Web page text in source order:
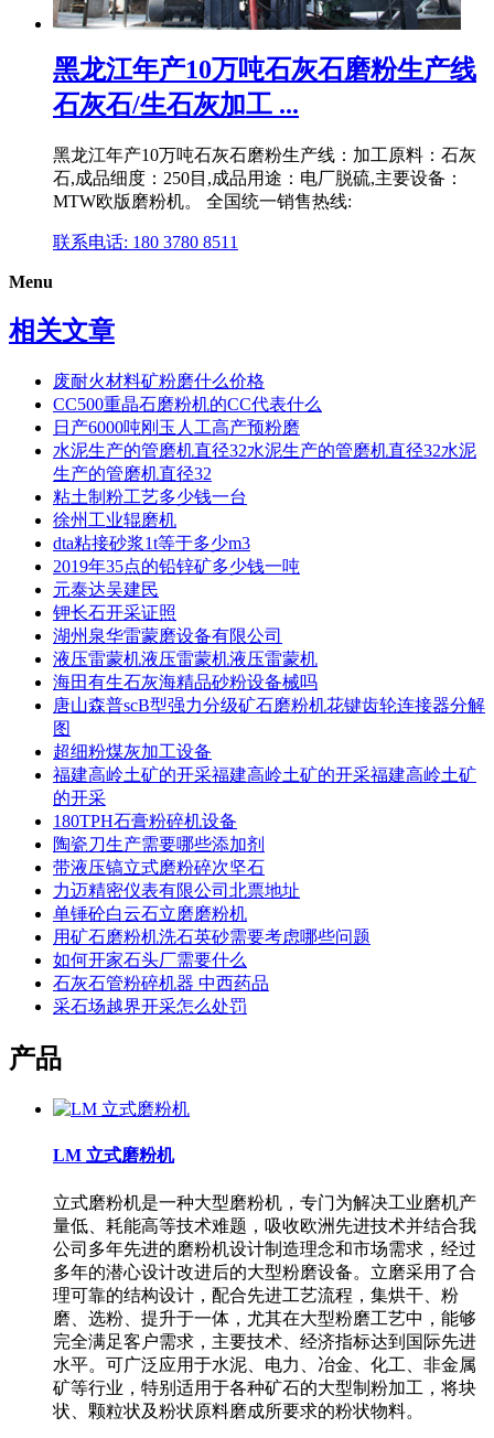
黑龙江年产10万吨石灰石磨粉生产线
石灰石/生石灰加工 ...
黑龙江年产10万吨石灰石磨粉生产线：加工原料：石灰
石,成品细度：250目,成品用途：电厂脱硫,主要设备：
MTW欧版磨粉机。 全国统一销售热线:
联系电话: 180 3780 8511
Menu
相关文章
废耐火材料矿粉磨什么价格
CC500重晶石磨粉机的CC代表什么
日产6000吨刚玉人工高产预粉磨
水泥生产的管磨机直径32水泥生产的管磨机直径32水泥
生产的管磨机直径32
粘土制粉工艺多少钱一台
徐州工业辊磨机
dta粘接砂浆1t等于多少m3
2019年35点的铅锌矿多少钱一吨
元泰达吴建民
钾长石开采证照
湖州泉华雷蒙磨设备有限公司
液压雷蒙机液压雷蒙机液压雷蒙机
海田有生石灰海精品砂粉设备械吗
唐山森普scB型强力分级矿石磨粉机花键齿轮连接器分解
图
超细粉煤灰加工设备
福建高岭土矿的开采福建高岭土矿的开采福建高岭土矿
的开采
180TPH石膏粉碎机设备
陶瓷刀生产需要哪些添加剂
带液压镐立式磨粉碎次坚石
力迈精密仪表有限公司北票地址
单锤砼白云石立磨磨粉机
用矿石磨粉机洗石英砂需要考虑哪些问题
如何开家石头厂需要什么
石灰石管粉碎机器 中西药品
采石场越界开采怎么处罚
产品
LM 立式磨粉机
立式磨粉机是一种大型磨粉机，专门为解决工业磨机产
量低、耗能高等技术难题，吸收欧洲先进技术并结合我
公司多年先进的磨粉机设计制造理念和市场需求，经过
多年的潜心设计改进后的大型粉磨设备。立磨采用了合
理可靠的结构设计，配合先进工艺流程，集烘干、粉
磨、选粉、提升于一体，尤其在大型粉磨工艺中，能够
完全满足客户需求，主要技术、经济指标达到国际先进
水平。可广泛应用于水泥、电力、冶金、化工、非金属
矿等行业，特别适用于各种矿石的大型制粉加工，将块
状、颗粒状及粉状原料磨成所要求的粉状物料。